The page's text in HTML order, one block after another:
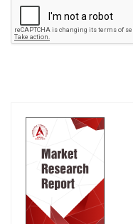
リクエス